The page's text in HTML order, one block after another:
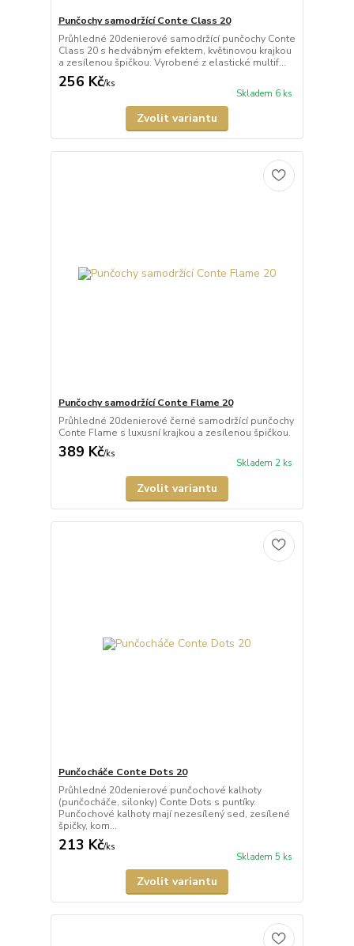
Punčochy samodržící Conte Class 20
Průhledné 20denierové samodržící punčochy Conte
Class 20 s hedvábným efektem, květinovou krajkou
a zesílenou špičkou. Vyrobené z elastické multif...
256 Kč/ks
Skladem 6 ks
Zvolit variantu
Punčochy samodržící Conte Flame 20
Průhledné 20denierové černé samodržící punčochy
Conte Flame s luxusní krajkou a zesílenou špičkou.
389 Kč/ks
Skladem 2 ks
Zvolit variantu
Punčocháče Conte Dots 20
Průhledné 20denierové punčochové kalhoty
(punčocháče, silonky) Conte Dots s puntíky.
Punčochové kalhoty mají nezesílený sed, zesílené
špičky, kom...
213 Kč/ks
Skladem 5 ks
Zvolit variantu